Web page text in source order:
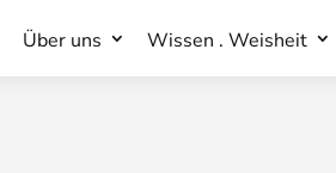
Über uns Wissen . Weisheit
Über uns Wissen . Weisheit